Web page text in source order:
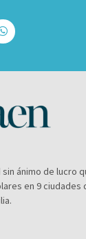
ánimo de lucro
en 9 ciudades